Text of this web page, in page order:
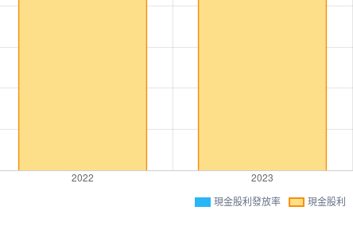
現金股利發放率 現金股利